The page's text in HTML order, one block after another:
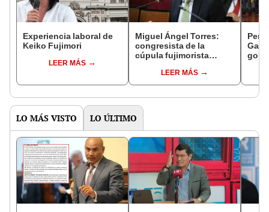
Experiencia laboral de
Keiko Fujimori
LEER MÁS
Miguel Ángel Torres:
congresista de la
cúpula fujimorista
del SenadoLEER MÁS
LO MÁS VISTO LO ÚLTIMO